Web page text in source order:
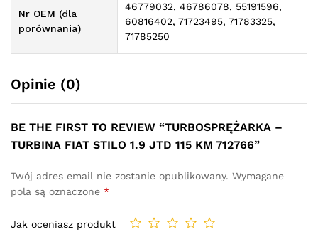
Nr OEM (dla
porównania)
46779032, 46786078, 55191596,
60816402, 71723495, 71783325,
71785250
Opinie (0)
BE THE FIRST TO REVIEW “TURBOSPRĘŻARKA –
TURBINA FIAT STILO 1.9 JTD 115 KM 712766”
Twój adres email nie zostanie opublikowany. Wymagane
pola są oznaczone *
Jak oceniasz produkt